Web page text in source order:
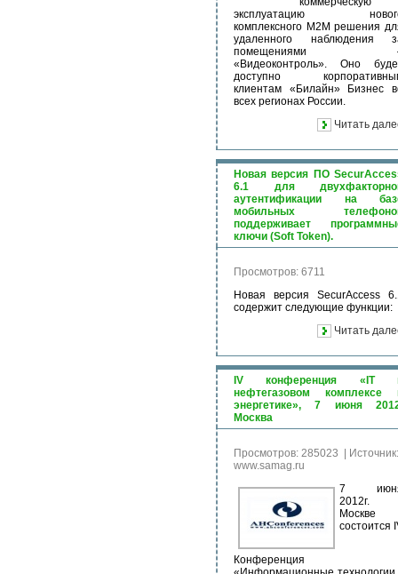
эксплуатацию
комплексного М2М решения
удаленного наблюдения
помещениями
«Видеоконтроль». Оно
доступно
клиентам «Билайн» Бизнес
всех регионах России.
Читать
Новая версия ПО
6.1 для
аутентификации на
мобильных
поддерживает
ключи (Soft Token).
Просмотров: 6711
Новая версия SecurAccess
содержит следующие функции:
Читать
IV конференция «IT
нефтегазовом комплексе
энергетике», 7 июня
Москва
Просмотров: 285023
Источник:
www.samag.ru
7
2012г.
Москве
состоится
Конференция